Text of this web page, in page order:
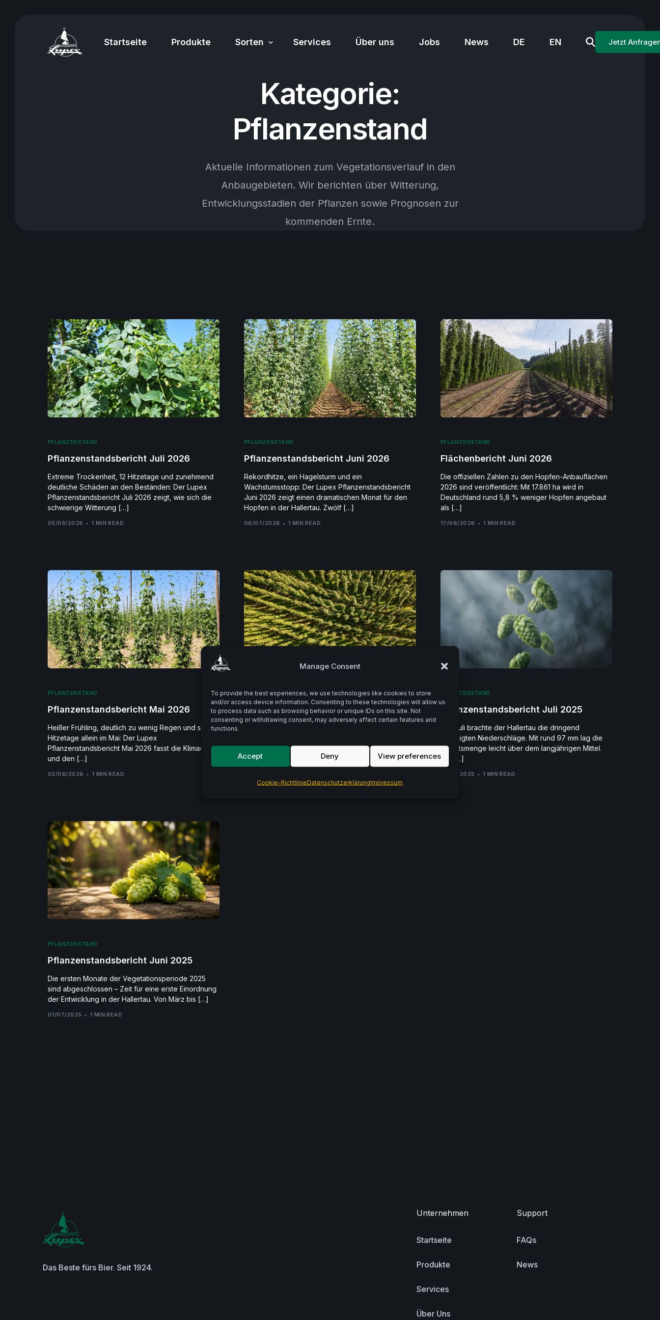
Manage Consent
To provide the best experiences, we use technologies like cookies to store
and/or access device information. Consenting to these technologies will allow us
to process data such as browsing behavior or unique IDs on this site. Not
consenting or withdrawing consent, may adversely affect certain features and
functions.
Accept Deny View preferences
Cookie-RichtlinieDatenschutzerklärungImpressum
Startseite Produkte Sorten
Sortiment
Services Über uns Jobs News DE EN Jetzt
Kategorie:
Pflanzenstand
Aktuelle Informationen zum Vegetationsverlauf in den
Anbaugebieten. Wir berichten über Witterung,
Entwicklungsstadien der Pflanzen sowie Prognosen zur
kommenden Ernte.
PFLANZENSTAND
Pflanzenstandsbericht Juli 2026
Extreme Trockenheit, 12 Hitzetage und zunehmend
deutliche Schäden an den Beständen: Der Lupex
Pflanzenstandsbericht Juli 2026 zeigt, wie sich die
schwierige Witterung […]
05/08/2026 1 MIN READ
PFLANZENSTAND
Pflanzenstandsbericht Juni 2026
Rekordhitze, ein Hagelsturm und ein
Wachstumsstopp: Der Lupex Pflanzenstandsbericht
Juni 2026 zeigt einen dramatischen Monat für den
Hopfen in der Hallertau. Zwölf […]
06/07/2026 1 MIN READ
PFLANZENSTAND
Flächenbericht Juni 2026
Die offiziellen Zahlen zu den Hopfen-Anbauflächen
2026 sind veröffentlicht: Mit 17.861 ha wird in
Deutschland rund 5,8 % weniger Hopfen angebaut
als […]
17/06/2026 1 MIN READ
PFLANZENSTAND
Pflanzenstandsbericht Mai 2026
Heißer Frühling, deutlich zu wenig Regen und sechs
Hitzetage allein im Mai: Der Lupex
Pflanzenstandsbericht Mai 2026 fasst die Klimadaten
und den […]
03/06/2026 1 MIN READ
PFLANZENSTAND
Pflanzenstandsbericht August 2025
Vegetationsperiode hinweg. Im August 2025 fiel mit
rund 70 Litern genügend Regen, sodass die […]
PFLANZENSTAND
Pflanzenstandsbericht Juli 2025
Der Juli brachte der Hallertau die dringend
benötigten Niederschläge. Mit rund 97 mm lag die
Monatsmenge leicht über dem langjährigen Mittel.
Die […]
01/08/2025 1 MIN READ
PFLANZENSTAND
Pflanzenstandsbericht Juni 2025
Die ersten Monate der Vegetationsperiode 2025
sind abgeschlossen – Zeit für eine erste Einordnung
der Entwicklung in der Hallertau. Von März bis […]
01/07/2025 1 MIN READ
Das Beste fürs Bier. Seit 1924.
Unternehmen
Startseite
Produkte
Services
Über Uns
Support
FAQs
News